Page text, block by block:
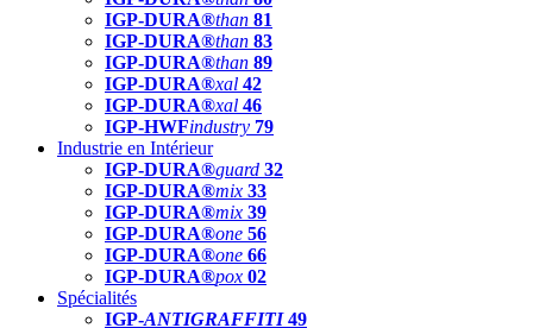
IGP-DURA®than 81
IGP-DURA®than 83
IGP-DURA®than 89
IGP-DURA®xal 42
IGP-DURA®xal 46
IGP-HWFindustry 79
Industrie en Intérieur
IGP-DURA®guard 32
IGP-DURA®mix 33
IGP-DURA®mix 39
IGP-DURA®one 56
IGP-DURA®one 66
IGP-DURA®pox 02
Spécialités
IGP-ANTIGRAFFITI49